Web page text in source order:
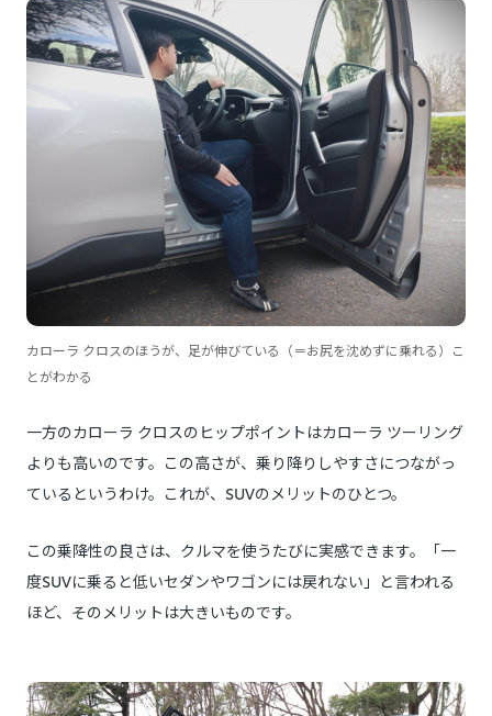
カローラ クロスのほうが、足が伸びている（＝お尻を沈めずに乗れる）こ
とがわかる
一方のカローラ クロスのヒップポイントはカローラ ツーリング
よりも高いのです。この高さが、乗り降りしやすさにつながっ
ているというわけ。これが、SUVのメリットのひとつ。
この乗降性の良さは、クルマを使うたびに実感できます。「一
度SUVに乗ると低いセダンやワゴンには戻れない」と言われる
ほど、そのメリットは大きいものです。